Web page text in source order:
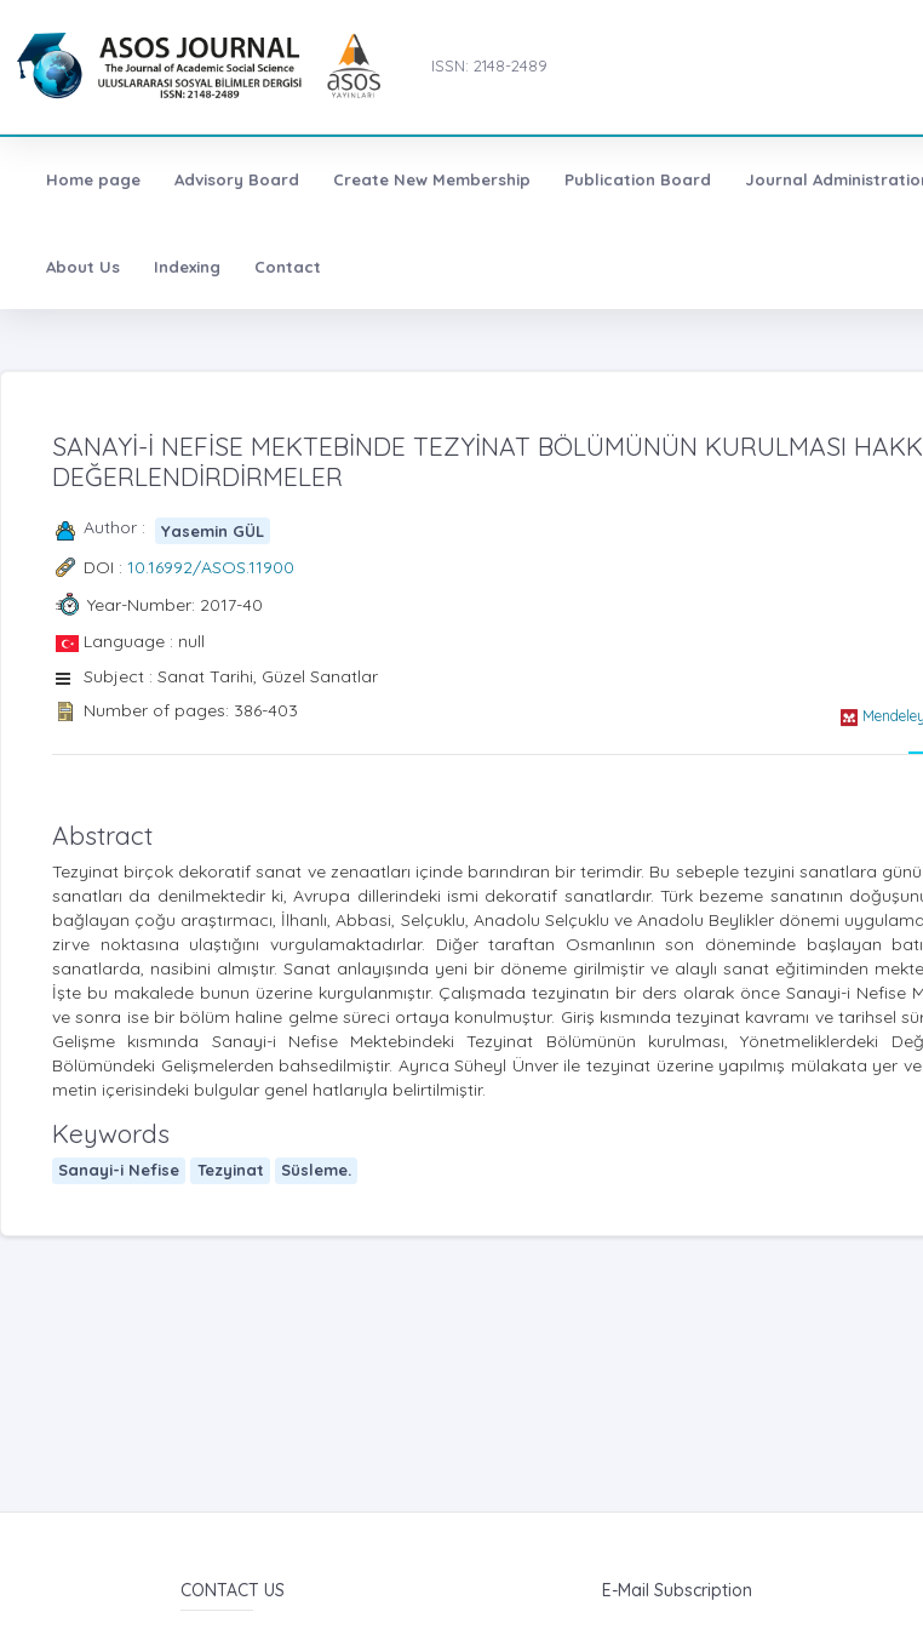
ISSN: 2148-2489
Home page Advisory Board Create New Membership Publication Board Journal
About Us Indexing Contact
SANAYİ-İ NEFİSE MEKTEBİNDE TEZYİNAT BÖLÜMÜNÜN KURULMASI
DEĞERLENDİRDİRMELER
Author : Yasemin GÜL
DOI : 10.16992/ASOS.11900
Year-Number: 2017-40
Language : null
Subject : Sanat Tarihi, Güzel Sanatlar
Number of pages: 386-403
Mendeley
Abstract
Tezyinat birçok dekoratif sanat ve zenaatları içinde barındıran bir terimdir. Bu sebeple tezyini sanatlara
sanatları da denilmektedir ki, Avrupa dillerindeki ismi dekoratif sanatlardır. Türk bezeme sanatının
bağlayan çoğu araştırmacı, İlhanlı, Abbasi, Selçuklu, Anadolu Selçuklu ve Anadolu Beylikler dönemi
zirve noktasına ulaştığını vurgulamaktadırlar. Diğer taraftan Osmanlının son döneminde başlayan
sanatlarda, nasibini almıştır. Sanat anlayışında yeni bir döneme girilmiştir ve alaylı sanat eğitiminden
İşte bu makalede bunun üzerine kurgulanmıştır. Çalışmada tezyinatın bir ders olarak önce Sanayi-i Nefise
ve sonra ise bir bölüm haline gelme süreci ortaya konulmuştur. Giriş kısmında tezyinat kavramı ve tarihsel
Gelişme kısmında Sanayi-i Nefise Mektebindeki Tezyinat Bölümünün kurulması, Yönetmeliklerdeki
Bölümündeki Gelişmelerden bahsedilmiştir. Ayrıca Süheyl Ünver ile tezyinat üzerine yapılmış mülakata yer
metin içerisindeki bulgular genel hatlarıyla belirtilmiştir.
Keywords
Sanayi-i Nefise Tezyinat Süsleme.
CONTACT US E-Mail Subscription